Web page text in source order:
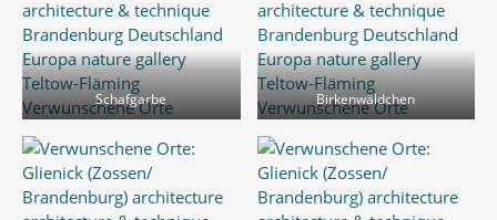
Schafgarbe Birkenwäldchen